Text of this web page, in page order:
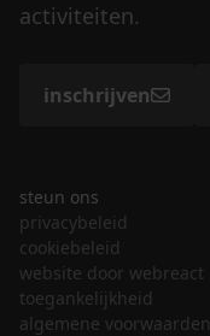
activiteiten.
inschrijven
steun ons
privacybeleid
cookiebeleid
website door webreact
toegankelijkheid
algemene voorwaarden